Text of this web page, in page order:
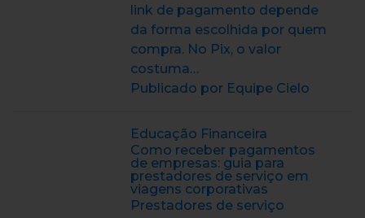
link de pagamento depende
da forma escolhida por quem
compra. No Pix, o valor
costuma…
Publicado por Equipe Cielo
Educação Financeira
Como receber pagamentos
de empresas: guia para
prestadores de serviço em
viagens corporativas
Prestadores de serviço